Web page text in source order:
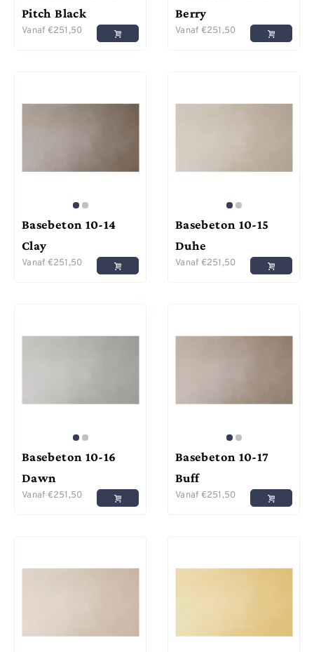
Pitch Black
Vanaf €251,50
Berry
Vanaf €251,50
Basebeton 10-14
Clay
Vanaf €251,50
Basebeton 10-15
Duhe
Vanaf €251,50
Basebeton 10-16
Dawn
Vanaf €251,50
Basebeton 10-17
Buff
Vanaf €251,50